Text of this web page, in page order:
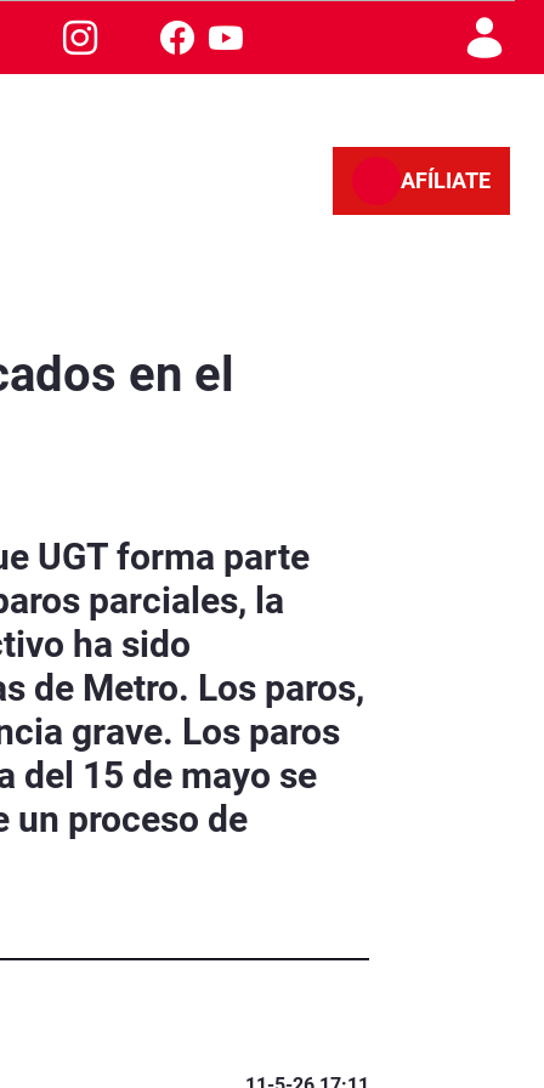
AFÍLIATE
en el
UGT forma parte
parciales, la
ha sido
de Metro. Los paros,
grave. Los paros
del 15 de mayo se
un proceso de